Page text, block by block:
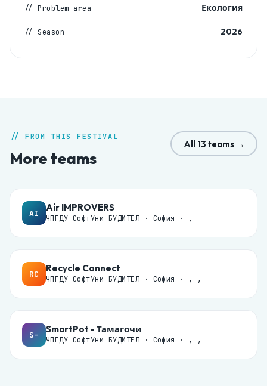
// Problem area Екология
// Season 2026
// FROM THIS FESTIVAL
More teams
All 13 teams →
AI Air IMPROVERS
ЧПГДУ СофтУни БУДИТЕЛ · София · ,
RC Recycle Connect
ЧПГДУ СофтУни БУДИТЕЛ · София · , ,
S- SmartPot - Тамагочи
ЧПГДУ СофтУни БУДИТЕЛ · София · , ,